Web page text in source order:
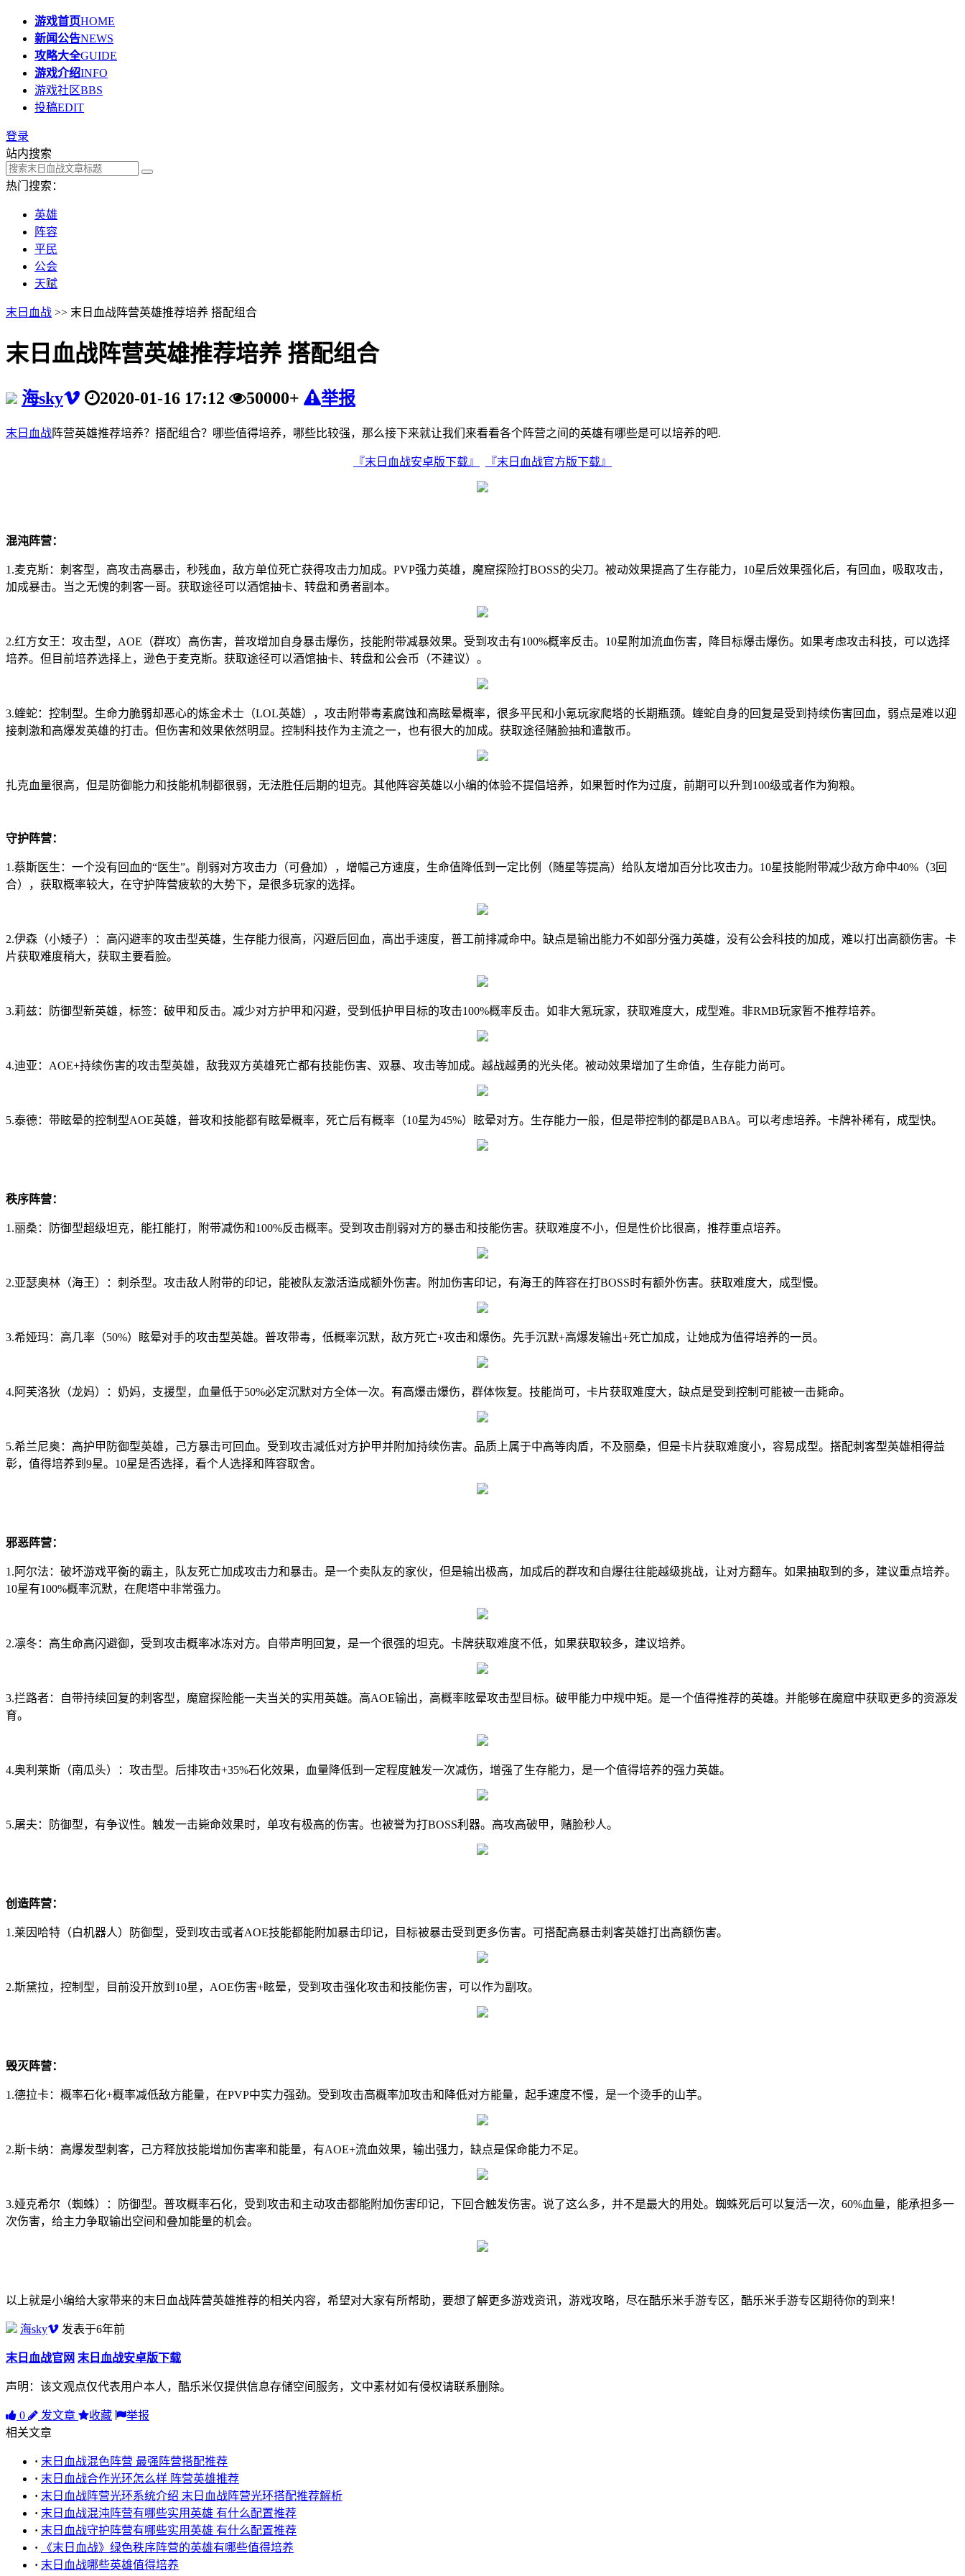
游戏首页HOME
新闻公告NEWS
攻略大全GUIDE
游戏介绍INFO
游戏社区BBS
投稿EDIT
登录
站内搜索
热门搜索：
英雄
阵容
平民
公会
天赋
末日血战 >> 末日血战阵营英雄推荐培养 搭配组合
末日血战阵营英雄推荐培养 搭配组合
海sky 2020-01-16 17:12 50000+ 举报
末日血战阵营英雄推荐培养？搭配组合？哪些值得培养，哪些比较强，那么接下来就让我们来看看各个阵营之间的英雄有哪些是可以培养的吧.
『末日血战安卓版下载』 『末日血战官方版下载』
混沌阵营：
1.麦克斯：刺客型，高攻击高暴击，秒残血，敌方单位死亡获得攻击力加成。PVP强力英雄，魔窟探险打BOSS的尖刀。被动效果提高了生存能力，10星后效果强化后，有回血，吸取攻击，
加成暴击。当之无愧的刺客一哥。获取途径可以酒馆抽卡、转盘和勇者副本。
2.红方女王：攻击型，AOE（群攻）高伤害，普攻增加自身暴击爆伤，技能附带减暴效果。受到攻击有100%概率反击。10星附加流血伤害，降目标爆击爆伤。如果考虑攻击科技，可以选择
培养。但目前培养选择上，逊色于麦克斯。获取途径可以酒馆抽卡、转盘和公会币（不建议）。
3.蝰蛇：控制型。生命力脆弱却恶心的炼金术士（LOL英雄），攻击附带毒素腐蚀和高眩晕概率，很多平民和小氪玩家爬塔的长期瓶颈。蝰蛇自身的回复是受到持续伤害回血，弱点是难以迎
接刺激和高爆发英雄的打击。但伤害和效果依然明显。控制科技作为主流之一，也有很大的加成。获取途径赌脸抽和遣散币。
扎克血量很高，但是防御能力和技能机制都很弱，无法胜任后期的坦克。其他阵容英雄以小编的体验不提倡培养，如果暂时作为过度，前期可以升到100级或者作为狗粮。
守护阵营：
1.蔡斯医生：一个没有回血的“医生”。削弱对方攻击力（可叠加），增幅己方速度，生命值降低到一定比例（随星等提高）给队友增加百分比攻击力。10星技能附带减少敌方命中40%（3回
合），获取概率较大，在守护阵营疲软的大势下，是很多玩家的选择。
2.伊森（小矮子）：高闪避率的攻击型英雄，生存能力很高，闪避后回血，高出手速度，普工前排减命中。缺点是输出能力不如部分强力英雄，没有公会科技的加成，难以打出高额伤害。卡
片获取难度稍大，获取主要看脸。
3.莉兹：防御型新英雄，标签：破甲和反击。减少对方护甲和闪避，受到低护甲目标的攻击100%概率反击。如非大氪玩家，获取难度大，成型难。非RMB玩家暂不推荐培养。
4.迪亚：AOE+持续伤害的攻击型英雄，敌我双方英雄死亡都有技能伤害、双暴、攻击等加成。越战越勇的光头佬。被动效果增加了生命值，生存能力尚可。
5.泰德：带眩晕的控制型AOE英雄，普攻和技能都有眩晕概率，死亡后有概率（10星为45%）眩晕对方。生存能力一般，但是带控制的都是BABA。可以考虑培养。卡牌补稀有，成型快。
秩序阵营：
1.丽桑：防御型超级坦克，能扛能打，附带减伤和100%反击概率。受到攻击削弱对方的暴击和技能伤害。获取难度不小，但是性价比很高，推荐重点培养。
2.亚瑟奥林（海王）：刺杀型。攻击敌人附带的印记，能被队友激活造成额外伤害。附加伤害印记，有海王的阵容在打BOSS时有额外伤害。获取难度大，成型慢。
3.希娅玛：高几率（50%）眩晕对手的攻击型英雄。普攻带毒，低概率沉默，敌方死亡+攻击和爆伤。先手沉默+高爆发输出+死亡加成，让她成为值得培养的一员。
4.阿芙洛狄（龙妈）：奶妈，支援型，血量低于50%必定沉默对方全体一次。有高爆击爆伤，群体恢复。技能尚可，卡片获取难度大，缺点是受到控制可能被一击毙命。
5.希兰尼奥：高护甲防御型英雄，己方暴击可回血。受到攻击减低对方护甲并附加持续伤害。品质上属于中高等肉盾，不及丽桑，但是卡片获取难度小，容易成型。搭配刺客型英雄相得益
彰，值得培养到9星。10星是否选择，看个人选择和阵容取舍。
邪恶阵营：
1.阿尔法：破坏游戏平衡的霸主，队友死亡加成攻击力和暴击。是一个卖队友的家伙，但是输出极高，加成后的群攻和自爆往往能越级挑战，让对方翻车。如果抽取到的多，建议重点培养。
10星有100%概率沉默，在爬塔中非常强力。
2.凛冬：高生命高闪避御，受到攻击概率冰冻对方。自带声明回复，是一个很强的坦克。卡牌获取难度不低，如果获取较多，建议培养。
3.拦路者：自带持续回复的刺客型，魔窟探险能一夫当关的实用英雄。高AOE输出，高概率眩晕攻击型目标。破甲能力中规中矩。是一个值得推荐的英雄。并能够在魔窟中获取更多的资源发
育。
4.奥利莱斯（南瓜头）：攻击型。后排攻击+35%石化效果，血量降低到一定程度触发一次减伤，增强了生存能力，是一个值得培养的强力英雄。
5.屠夫：防御型，有争议性。触发一击毙命效果时，单攻有极高的伤害。也被誉为打BOSS利器。高攻高破甲，赌脸秒人。
创造阵营：
1.莱因哈特（白机器人）防御型，受到攻击或者AOE技能都能附加暴击印记，目标被暴击受到更多伤害。可搭配高暴击刺客英雄打出高额伤害。
2.斯黛拉，控制型，目前没开放到10星，AOE伤害+眩晕，受到攻击强化攻击和技能伤害，可以作为副攻。
毁灭阵营：
1.德拉卡：概率石化+概率减低敌方能量，在PVP中实力强劲。受到攻击高概率加攻击和降低对方能量，起手速度不慢，是一个烫手的山芋。
2.斯卡纳：高爆发型刺客，己方释放技能增加伤害率和能量，有AOE+流血效果，输出强力，缺点是保命能力不足。
3.娅克希尔（蜘蛛）：防御型。普攻概率石化，受到攻击和主动攻击都能附加伤害印记，下回合触发伤害。说了这么多，并不是最大的用处。蜘蛛死后可以复活一次，60%血量，能承担多一
次伤害，给主力争取输出空间和叠加能量的机会。
以上就是小编给大家带来的末日血战阵营英雄推荐的相关内容，希望对大家有所帮助，要想了解更多游戏资讯，游戏攻略，尽在酷乐米手游专区，酷乐米手游专区期待你的到来！
海sky 发表于6年前
末日血战官网 末日血战安卓版下载
声明：该文观点仅代表用户本人，酷乐米仅提供信息存储空间服务，文中素材如有侵权请联系删除。
0 发文章 收藏
举报
相关文章
· 末日血战混色阵营 最强阵营搭配推荐
· 末日血战合作光环怎么样 阵营英雄推荐
· 末日血战阵营光环系统介绍 末日血战阵营光环搭配推荐解析
· 末日血战混沌阵营有哪些实用英雄 有什么配置推荐
· 末日血战守护阵营有哪些实用英雄 有什么配置推荐
·
《末日血战》绿色秩序阵营的英雄有哪些值得培养
· 末日血战哪些英雄值得培养